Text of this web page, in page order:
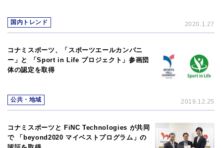
国内トレンド 2020.1.27
コナミスポーツ、「スポーツエールカンパニ
ー」と 「Sport in Life プロジェクト」参画団
体の認定を取得
公共・地域 2019.12.25
コナミスポーツと FiNC Technologies が共同
で 「beyond2020 マイベストプログラム」の